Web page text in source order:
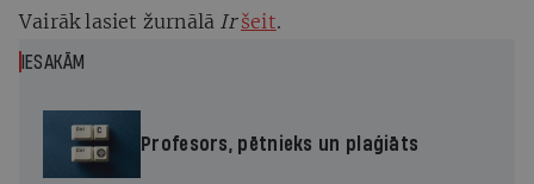
Vairāk lasiet žurnālā Iršeit.
IESAKĀM
Profesors, pētnieks un plaģiāts